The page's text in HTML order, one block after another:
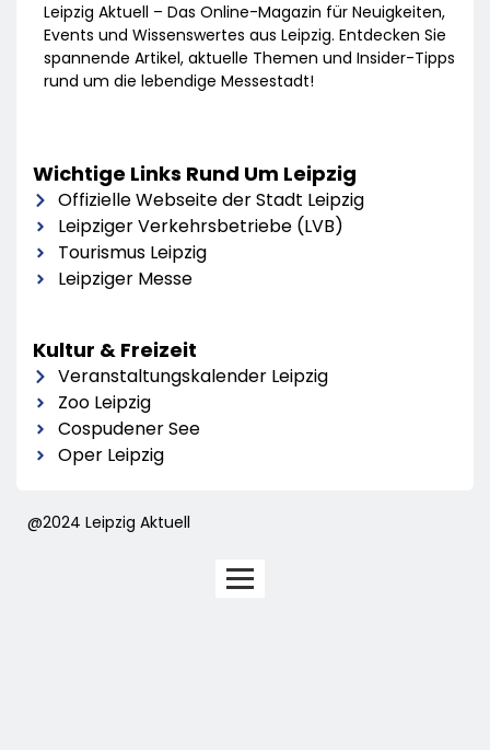
Leipzig Aktuell – Das Online-Magazin für Neuigkeiten,
Events und Wissenswertes aus Leipzig. Entdecken Sie
spannende Artikel, aktuelle Themen und Insider-Tipps
rund um die lebendige Messestadt!
Wichtige Links Rund Um Leipzig
Offizielle Webseite der Stadt Leipzig
Leipziger Verkehrsbetriebe (LVB)
Tourismus Leipzig
Leipziger Messe
Kultur & Freizeit
Veranstaltungskalender Leipzig
Zoo Leipzig
Cospudener See
Oper Leipzig
@2024 Leipzig Aktuell